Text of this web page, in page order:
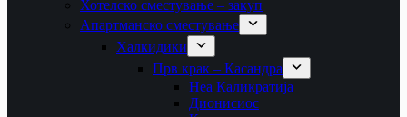
Хотелско сместување – закуп
Апартманско сместување
Халкидики
Прв крак – Касандра
Неа Каликратија
Дионисиос